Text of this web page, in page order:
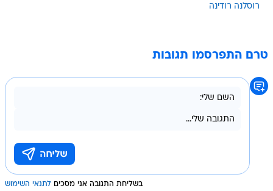
רוסלנה רודינה
טרם התפרסמו תגובות
בשליחת התגובה אני מסכים לתנאי השימוש